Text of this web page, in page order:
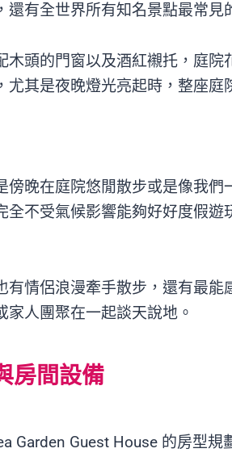
有全世界所有知名景點最常見
頭的門窗以及酒紅襯托，庭院
其是夜晚燈光亮起時，整座庭
晚在庭院悠閒散步或是像我們
不受氣候影響能夠好好度假遊
情侶浪漫牽手散步，還有最能
人團聚在一起談天說地。
房間設備
Garden Guest House 的房型規